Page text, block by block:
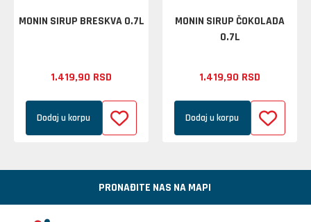
MONIN SIRUP BRESKVA 0.7L
1.419,90 RSD
Dodaj u korpu
MONIN SIRUP ČOKOLADA
0.7L
1.419,90 RSD
Dodaj u korpu
PRONAĐITE NAS NA MAPI